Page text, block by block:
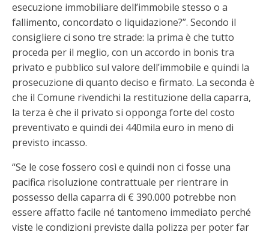
esecuzione immobiliare dell’immobile stesso o a
fallimento, concordato o liquidazione?”. Secondo il
consigliere ci sono tre strade: la prima è che tutto
proceda per il meglio, con un accordo in bonis tra
privato e pubblico sul valore dell’immobile e quindi la
prosecuzione di quanto deciso e firmato. La seconda è
che il Comune rivendichi la restituzione della caparra,
la terza è che il privato si opponga forte del costo
preventivato e quindi dei 440mila euro in meno di
previsto incasso.
“Se le cose fossero così e quindi non ci fosse una
pacifica risoluzione contrattuale per rientrare in
possesso della caparra di € 390.000 potrebbe non
essere affatto facile né tantomeno immediato perché
viste le condizioni previste dalla polizza per poter far